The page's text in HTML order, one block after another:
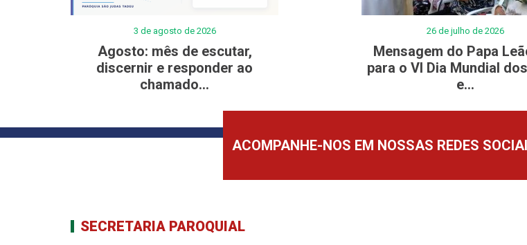
3 de agosto de 2026
Agosto: mês de escutar,
discernir e responder ao
chamado...
26 de julho de 2026
Mensagem do Papa
para o VI Dia Mundial
e...
ACOMPANHE-NOS EM NOSSAS REDES
SECRETARIA PAROQUIAL